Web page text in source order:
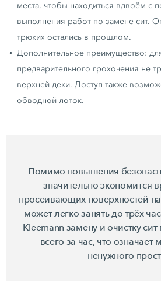
места, чтобы находиться вдвоём с
выполнения работ по замене сит.
трюки» остались в прошлом.
Дополнительное преимущество:
предварительного грохочения не
верхней деки. Доступ также
обводной лоток.
Помимо повышения
значительно экономится
просеивающих поверхностей на
может легко занять до трёх
Kleemann замену и очистку
всего за час, что означает
ненужного